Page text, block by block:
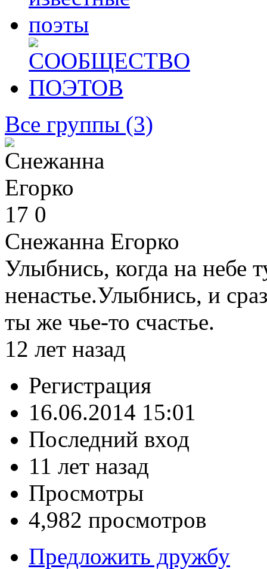
Все группы (3)
17 0
Снежанна Егорко
Улыбнись, когда на небе
ненастье.Улыбнись, и
ты же чье-то счастье.
12 лет назад
Регистрация
16.06.2014 15:01
Последний вход
11 лет назад
Просмотры
4,982 просмотров
Предложить дружбу